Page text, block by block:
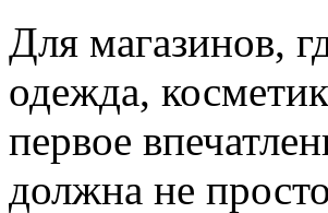
Для магазинов,
одежда,
первое
должна не